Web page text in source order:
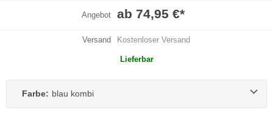
Angebot ab 74,95 €*
Versand Kostenloser Versand
Lieferbar
Farbe: blau kombi